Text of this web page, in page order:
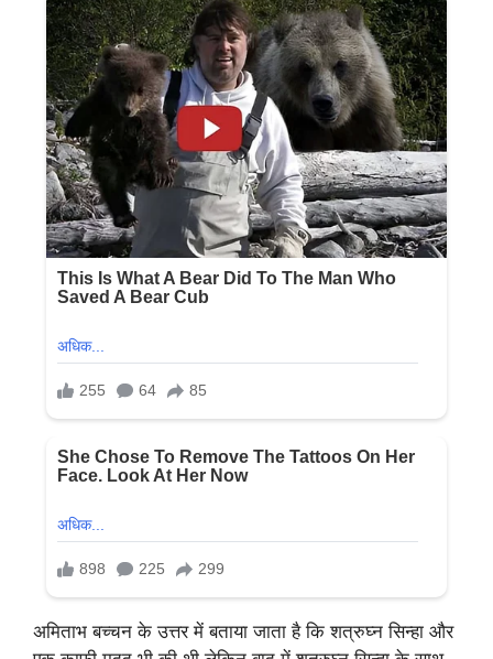
अमिताभ बच्चन के उत्तर में बताया जाता है कि शत्रुघ्न सिन्हा और